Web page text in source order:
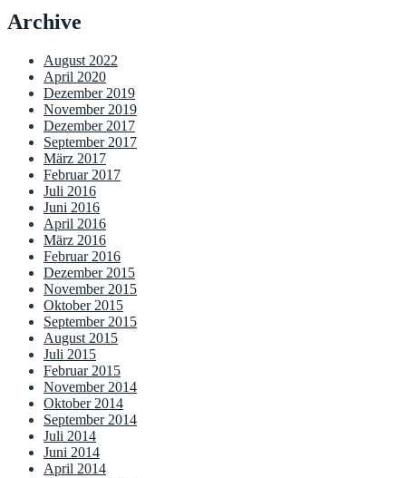
Archive
August 2022
April 2020
Dezember 2019
November 2019
Dezember 2017
September 2017
März 2017
Februar 2017
Juli 2016
Juni 2016
April 2016
März 2016
Februar 2016
Dezember 2015
November 2015
Oktober 2015
September 2015
August 2015
Juli 2015
Februar 2015
November 2014
Oktober 2014
September 2014
Juli 2014
Juni 2014
April 2014